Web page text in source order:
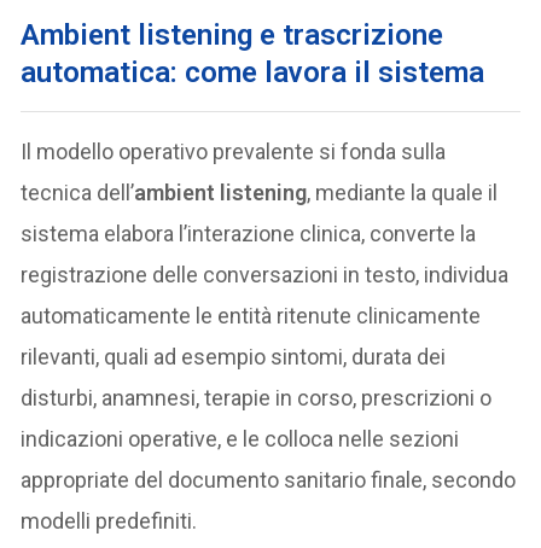
Ambient listening e trascrizione
automatica: come lavora il sistema
Il modello operativo prevalente si fonda sulla
tecnica dell’ambient listening, mediante la quale il
sistema elabora l’interazione clinica, converte la
registrazione delle conversazioni in testo, individua
automaticamente le entità ritenute clinicamente
rilevanti, quali ad esempio sintomi, durata dei
disturbi, anamnesi, terapie in corso, prescrizioni o
indicazioni operative, e le colloca nelle sezioni
appropriate del documento sanitario finale, secondo
modelli predefiniti.